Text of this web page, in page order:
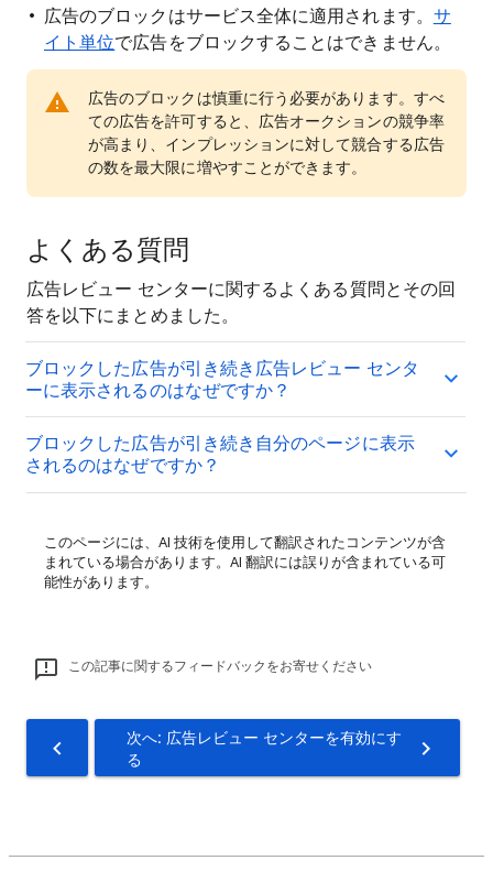
広告のブロックはサービス全体に適用されます。 サ
イト単位で広告をブロックすることはできません。
広告のブロックは慎重に行う必要があります。すべ
ての広告を許可すると、広告オークションの競争率
が高まり、インプレッションに対して競合する広告
の数を最大限に増やすことができます。
よくある質問
広告レビュー センターに関するよくある質問とその回
答を以下にまとめました。
ブロックした広告が引き続き広告レビュー センタ
ーに表示されるのはなぜですか？
ブロックした広告が引き続き自分のページに表示
されるのはなぜですか？
このページには、AI 技術を使用して翻訳されたコンテンツが含
まれている場合があります。AI 翻訳には誤りが含まれている可
能性があります。
この記事に関するフィードバックをお寄せください
次へ: 広告レビュー センターを有効にす
る